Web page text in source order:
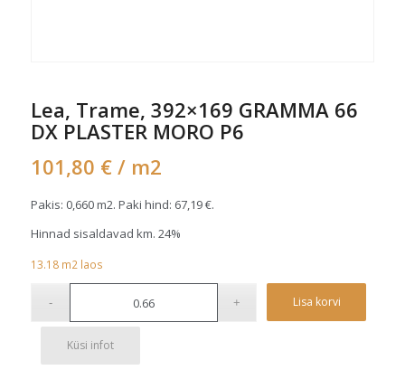
Lea, Trame, 392×169 GRAMMA 66
DX PLASTER MORO P6
101,80 € / m2
Pakis: 0,660 m2. Paki hind: 67,19€.
Hinnad sisaldavad km. 24%
13.18 m2laos
Lisa korvi
Küsi infot